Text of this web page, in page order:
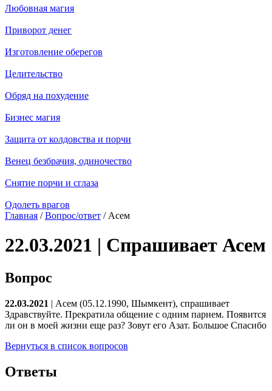
Любовная магия
Приворот денег
Изготовление оберегов
Целительство
Обряд на похудение
Бизнес магия
Защита от колдовства и порчи
Венец безбрачия, одиночество
Снятие порчи и сглаза
Одолеть врагов
Главная /Вопрос/ответ / Асем
22.03.2021 | Спрашивает Асем
Вопрос
22.03.2021 | Асем (05.12.1990, Шымкент), спрашивает
Здравствуйте. Прекратила общение с одним парнем. Появится
ли он в моей жизни еще раз? Зовут его Азат. Большое Спасибо
Вернуться в список вопросов
Ответы